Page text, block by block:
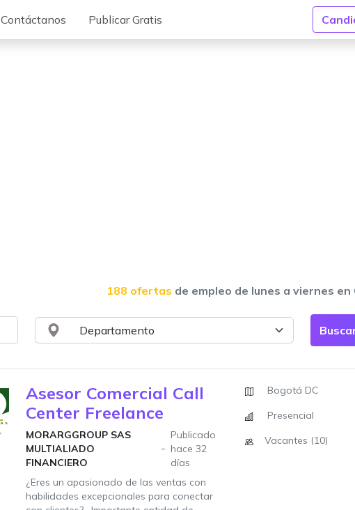
Contáctanos Publicar Gratis
188 ofertas de empleo de lunes a viernes en
Asesor Comercial Call
Center Freelance
MORARGGROUP SAS
MULTIALIADO
FINANCIERO
Publicado
hace 32
días
¿Eres un apasionado de las ventas con
habilidades excepcionales para conectar
Bogotá DC
Presencial
Vacantes (10)